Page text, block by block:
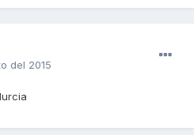
del 2015